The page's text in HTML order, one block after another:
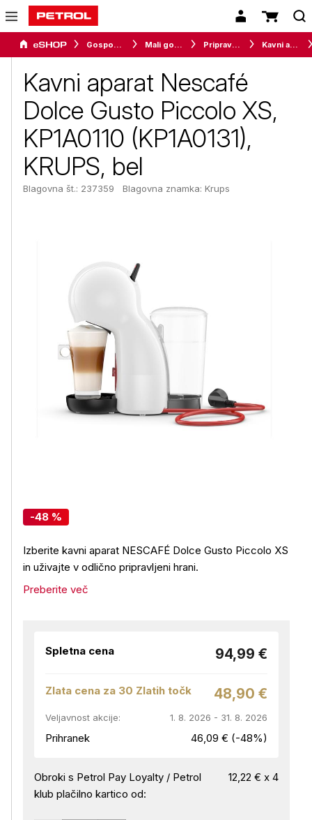
Gospodinjski aparati Mali gospodinjski aparati Priprava napitkov Kavni aparati
Kavni aparat Nescafé
Dolce Gusto Piccolo XS,
KP1A0110 (KP1A0131),
KRUPS, bel
Blagovna št.: 237359 Blagovna znamka: Krups
-48 %
Izberite kavni aparat NESCAFÉ Dolce Gusto Piccolo XS
in uživajte v odlično pripravljeni hrani.
Preberite več
Spletna cena 94,99 €
Zlata cena za 30 Zlatih točk 48,90 €
Veljavnost akcije: 1. 8. 2026 - 31. 8. 2026
Prihranek 46,09 € (-48%)
Obroki s Petrol Pay Loyalty / Petrol
klub plačilno kartico od:
12,22 € x 4